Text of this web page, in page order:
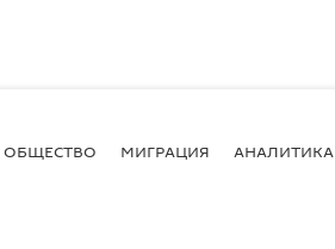
ОБЩЕСТВО МИГРАЦИЯ АНАЛИТИКА